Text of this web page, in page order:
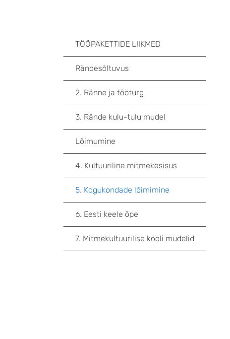
TÖÖPAKETTIDE LIIKMED
Rändesõltuvus
2. Ränne ja tööturg
3. Rände kulu-tulu mudel
Lõimumine
4. Kultuuriline mitmekesisus
5. Kogukondade lõimimine
6. Eesti keele õpe
7. Mitmekultuurilise kooli mudelid